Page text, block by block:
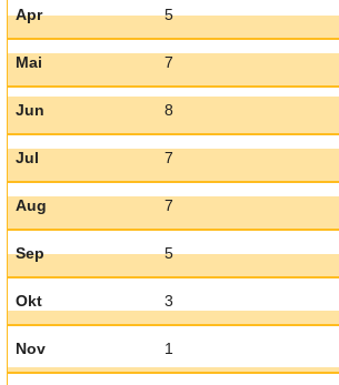
Apr 5
Mai 7
Jun 8
Jul 7
Aug 7
Sep 5
Okt 3
Nov 1